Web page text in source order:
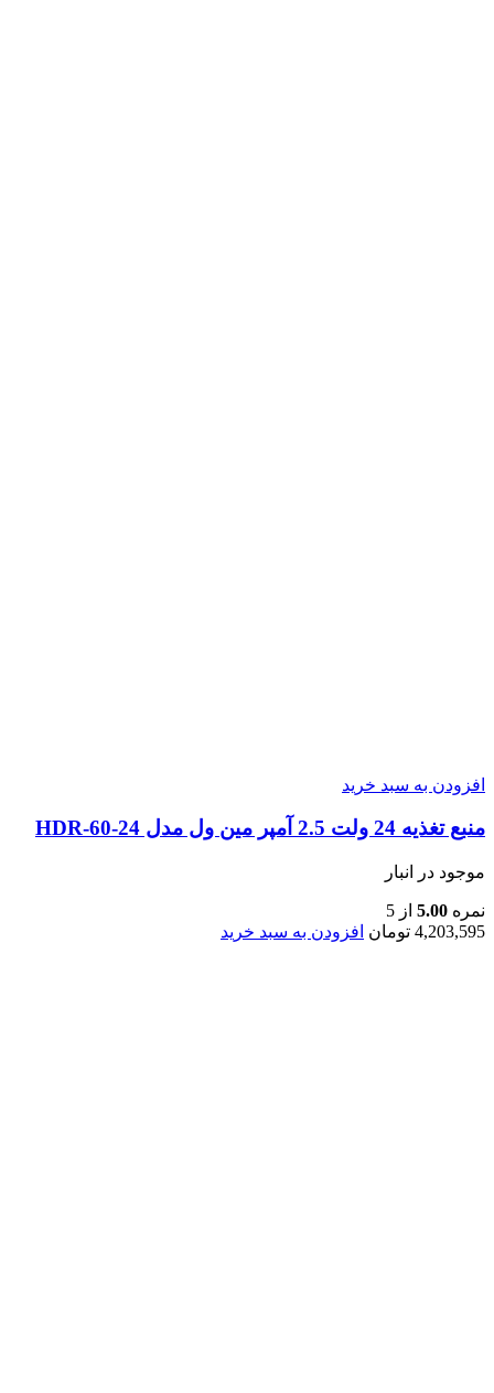
افزودن به سبد خرید
منبع تغذیه 24 ولت 2.5 آمپر مین ول مدل HDR-60-24
موجود در انبار
نمره 5.00 از 5
4,203,595 تومان افزودن به سبد خرید